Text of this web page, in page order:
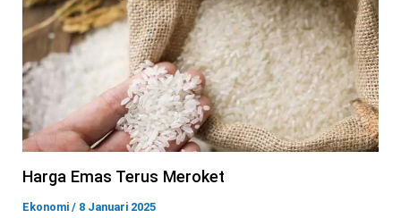
Harga Emas Terus Meroket
Ekonomi / 8 Januari 2025